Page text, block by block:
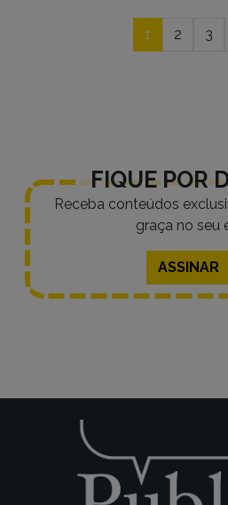
1 2 3
FIQUE POR
Receba conteúdos
graça no seu
ASSINAR